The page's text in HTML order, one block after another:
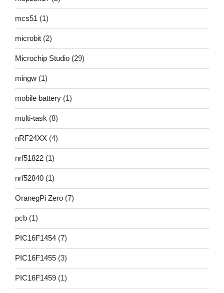
mcs51 (1)
microbit (2)
Microchip Studio (29)
mingw (1)
mobile battery (1)
multi-task (8)
nRF24XX (4)
nrf51822 (1)
nrf52840 (1)
OranegPi Zero (7)
pcb (1)
PIC16F1454 (7)
PIC16F1455 (3)
PIC16F1459 (1)